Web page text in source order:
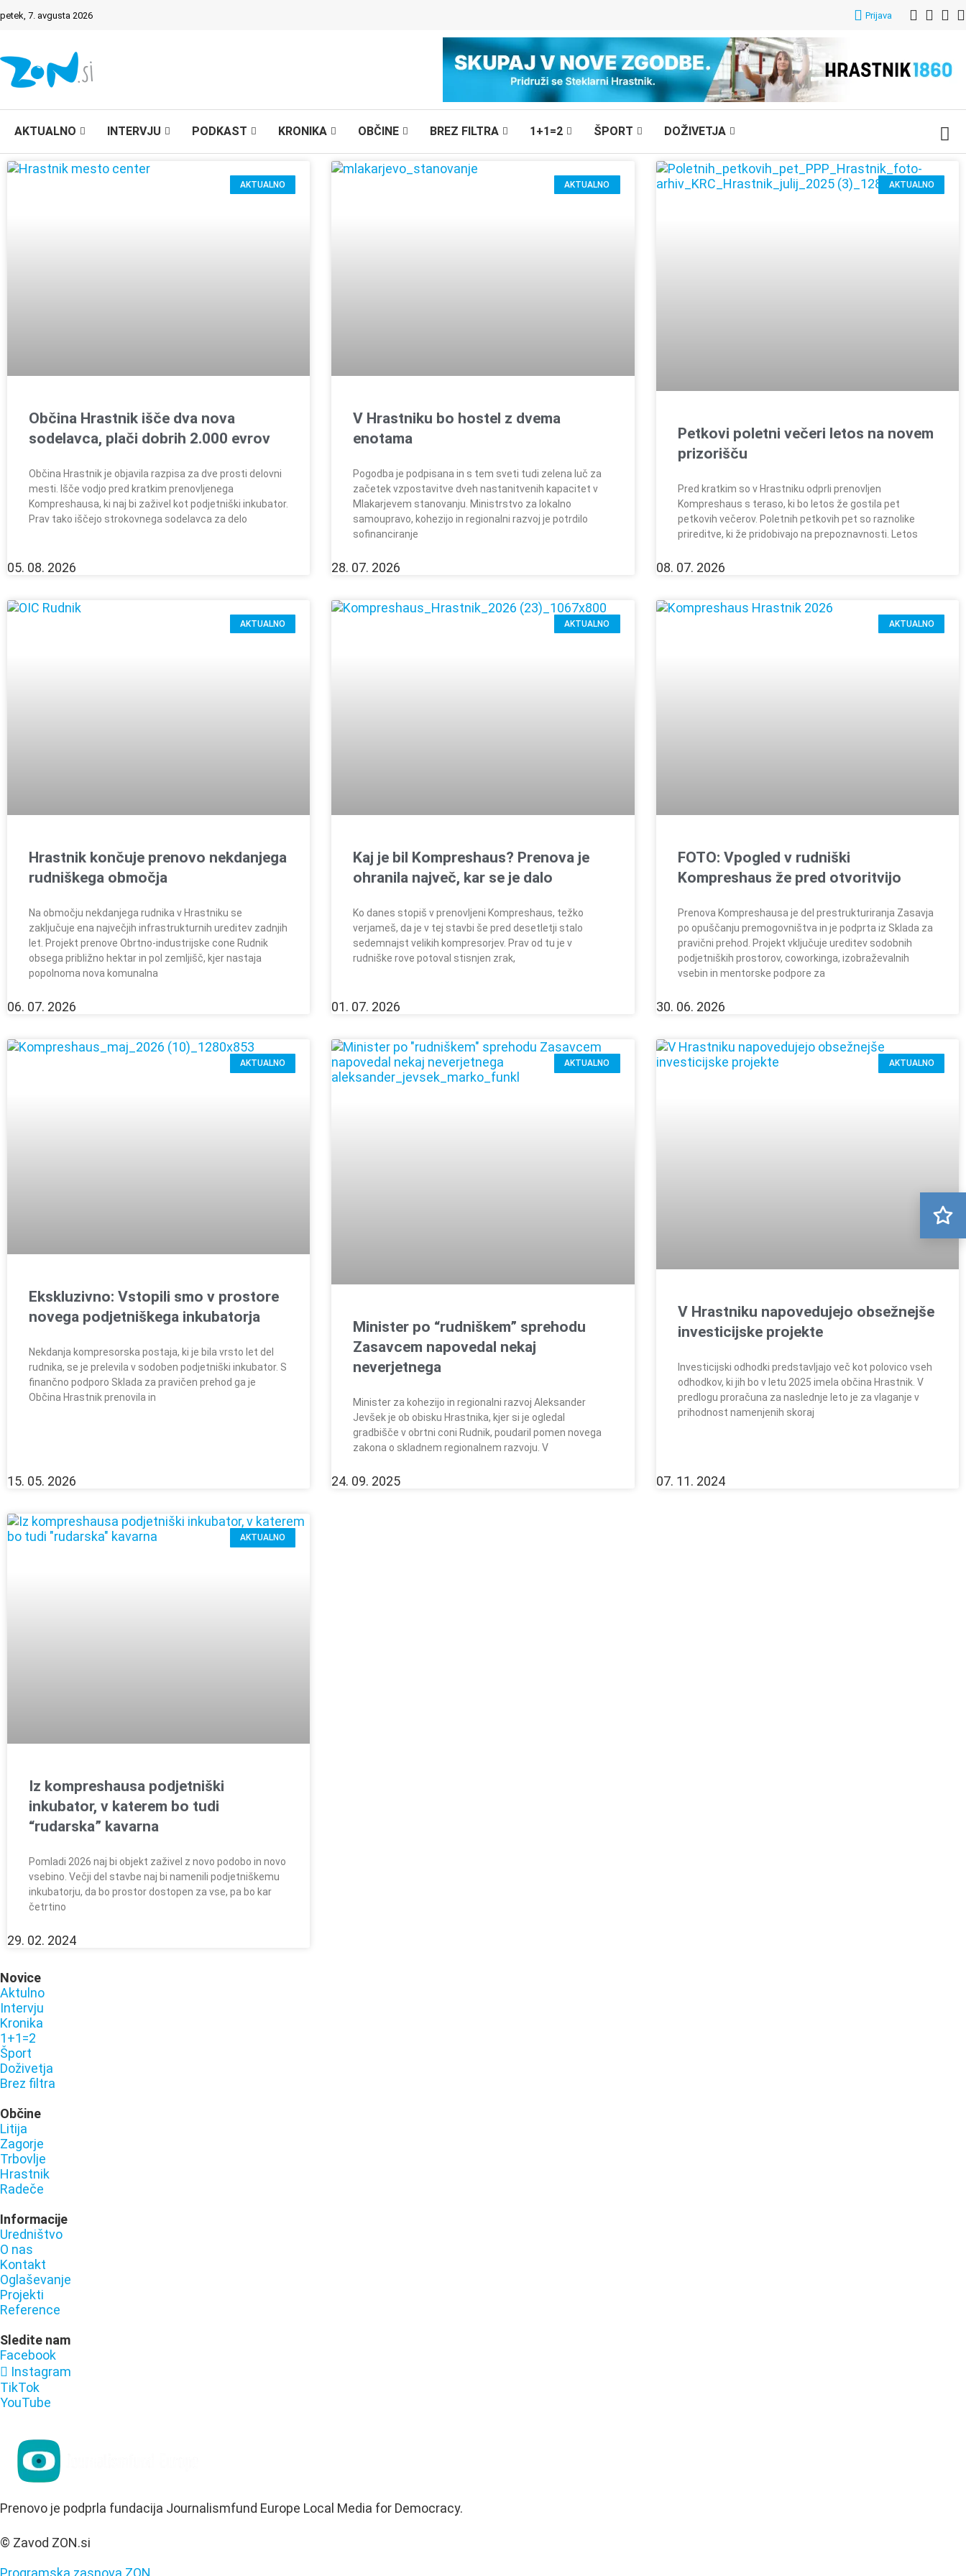
petek, 7. avgusta 2026 Prijava
AKTUALNO INTERVJU PODKAST KRONIKA OBČINE BREZ FILTRA 1+1=2 ŠPORT DOŽIVETJA
AKTUALNO
Občina Hrastnik išče dva nova
sodelavca, plači dobrih 2.000 evrov
Občina Hrastnik je objavila razpisa za dve prosti delovni
mesti. Išče vodjo pred kratkim prenovljenega
Kompreshausa, ki naj bi zaživel kot podjetniški inkubator.
Prav tako iščejo strokovnega sodelavca za delo
05. 08. 2026
AKTUALNO
V Hrastniku bo hostel z dvema
enotama
Pogodba je podpisana in s tem sveti tudi zelena luč za
začetek vzpostavitve dveh nastanitvenih kapacitet v
Mlakarjevem stanovanju. Ministrstvo za lokalno
samoupravo, kohezijo in regionalni razvoj je potrdilo
sofinanciranje
28. 07. 2026
AKTUALNO
Petkovi poletni večeri letos na novem
prizorišču
Pred kratkim so v Hrastniku odprli prenovljen
Kompreshaus s teraso, ki bo letos že gostila pet
petkovih večerov. Poletnih petkovih pet so raznolike
prireditve, ki že pridobivajo na prepoznavnosti. Letos
08. 07. 2026
AKTUALNO
Hrastnik končuje prenovo nekdanjega
rudniškega območja
Na območju nekdanjega rudnika v Hrastniku se
zaključuje ena največjih infrastrukturnih ureditev zadnjih
let. Projekt prenove Obrtno-industrijske cone Rudnik
obsega približno hektar in pol zemljišč, kjer nastaja
popolnoma nova komunalna
06. 07. 2026
AKTUALNO
Kaj je bil Kompreshaus? Prenova je
ohranila največ, kar se je dalo
Ko danes stopiš v prenovljeni Kompreshaus, težko
verjameš, da je v tej stavbi še pred desetletji stalo
sedemnajst velikih kompresorjev. Prav od tu je v
rudniške rove potoval stisnjen zrak,
01. 07. 2026
AKTUALNO
FOTO: Vpogled v rudniški
Kompreshaus že pred otvoritvijo
Prenova Kompreshausa je del prestrukturiranja Zasavja
po opuščanju premogovništva in je podprta iz Sklada za
pravični prehod. Projekt vključuje ureditev sodobnih
podjetniških prostorov, coworkinga, izobraževalnih
vsebin in mentorske podpore za
30. 06. 2026
AKTUALNO
Ekskluzivno: Vstopili smo v prostore
novega podjetniškega inkubatorja
Nekdanja kompresorska postaja, ki je bila vrsto let del
rudnika, se je prelevila v sodoben podjetniški inkubator. S
finančno podporo Sklada za pravičen prehod ga je
Občina Hrastnik prenovila in
15. 05. 2026
AKTUALNO
Minister po “rudniškem” sprehodu
Zasavcem napovedal nekaj
neverjetnega
Minister za kohezijo in regionalni razvoj Aleksander
Jevšek je ob obisku Hrastnika, kjer si je ogledal
gradbišče v obrtni coni Rudnik, poudaril pomen novega
zakona o skladnem regionalnem razvoju. V
24. 09. 2025
AKTUALNO
V Hrastniku napovedujejo obsežnejše
investicijske projekte
Investicijski odhodki predstavljajo več kot polovico vseh
odhodkov, ki jih bo v letu 2025 imela občina Hrastnik. V
predlogu proračuna za naslednje leto je za vlaganje v
prihodnost namenjenih skoraj
07. 11. 2024
AKTUALNO
Iz kompreshausa podjetniški
inkubator, v katerem bo tudi
“rudarska” kavarna
Pomladi 2026 naj bi objekt zaživel z novo podobo in novo
vsebino. Večji del stavbe naj bi namenili podjetniškemu
inkubatorju, da bo prostor dostopen za vse, pa bo kar
četrtino
29. 02. 2024
Novice
Aktulno
Intervju
Kronika
1+1=2
Šport
Doživetja
Brez filtra
Občine
Litija
Zagorje
Trbovlje
Hrastnik
Radeče
Informacije
Uredništvo
O nas
Kontakt
Oglaševanje
Projekti
Reference
Sledite nam
Facebook
Instagram
TikTok
YouTube
Prenovo je podprla fundacija Journalismfund Europe Local Media for Democracy.
© Zavod ZON.si
Programska zasnova ZON